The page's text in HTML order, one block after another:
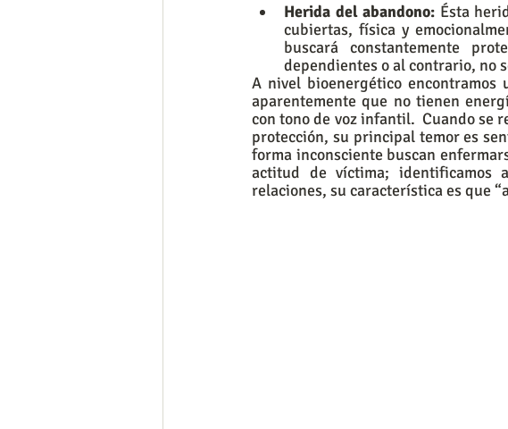
Herida del abandono: Ésta
cubiertas, física y
buscará constantemente
dependientes o al contrario, no
A nivel bioenergético
aparentemente que no tienen
con tono de voz infantil.  Cuando se
protección, su principal temor es
forma inconsciente buscan
actitud de víctima; identificamos
relaciones, su característica es que